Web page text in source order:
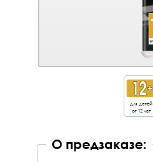
для детей
от 12 лет
О предзаказе: